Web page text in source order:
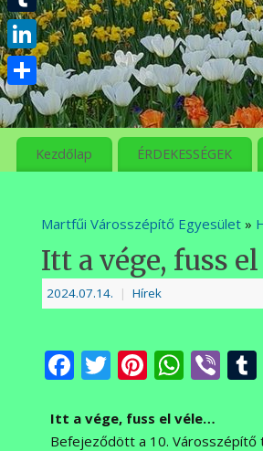
Kezdőlap ÉRDEKESSÉGEK
Martfűi Városszépítő Egyesület »
Itt a vége, fuss
2024.07.14. | Hírek
Facebook
Twitter
Itt a vége, fuss el véle…
Befejeződött a 10. Városszépítő
Tumblr
LinkedIn
Ossza
meg